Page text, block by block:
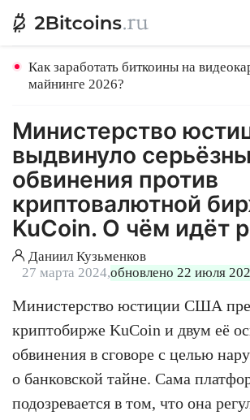
Как заработать биткоины на
майнинге 2026?
Министерство
выдвинуло
обвинения против
криптовалютной
KuCoin. О чём идёт
Даниил Кузьменков
27 марта 2024,обновлено 22 июля
Министерство юстиции США
криптобирже KuCoin и двум её
обвинения в сговоре с целью
о банковской тайне. Сама
подозревается в том, что она